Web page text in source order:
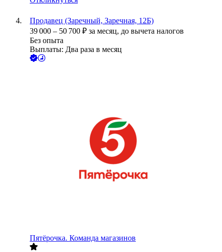
Продавец (Заречный, Заречная, 12Б)
39 000 – 50 700 ₽ за месяц, до вычета налогов
Без опыта
Выплаты: Два раза в месяц
Пятёрочка. Команда магазинов